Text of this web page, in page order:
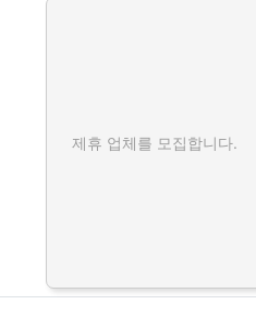
제휴 업체를 모집합니다.